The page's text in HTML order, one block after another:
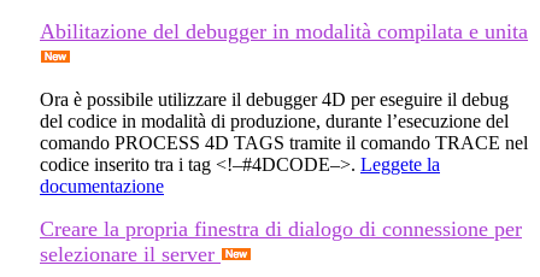
Abilitazione del debugger in modalità compilata e unita
Ora è possibile utilizzare il debugger 4D per eseguire il debug
del codice in modalità di produzione, durante l’esecuzione del
comando PROCESS 4D TAGS tramite il comando TRACE nel
codice inserito tra i tag <!–#4DCODE–>. Leggete la
documentazione
Creare la propria finestra di dialogo di connessione per
selezionare il server